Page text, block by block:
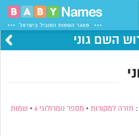
השם גוני
: חזרה למקורות • מספר נומרולוגי 6 • שמות